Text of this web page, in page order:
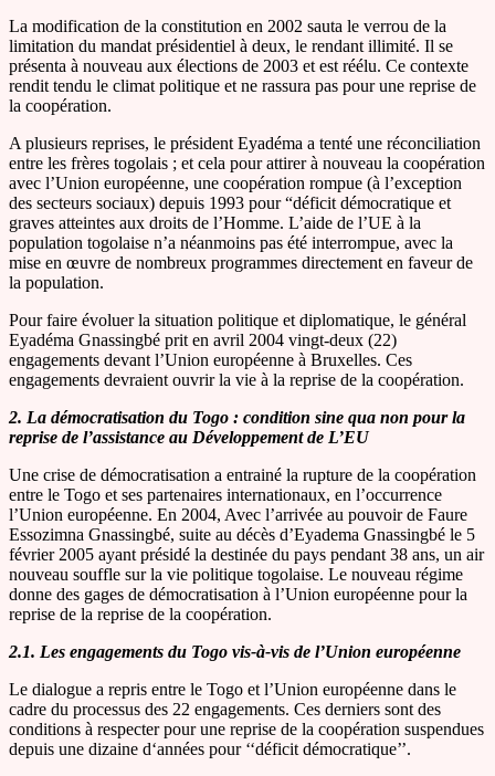
La modification de la constitution en 2002 sauta le verrou de la
limitation du mandat présidentiel à deux, le rendant illimité. Il se
présenta à nouveau aux élections de 2003 et est réélu. Ce contexte
rendit tendu le climat politique et ne rassura pas pour une reprise de
la coopération.
A plusieurs reprises, le président Eyadéma a tenté une réconciliation
entre les frères togolais ; et cela pour attirer à nouveau la coopération
avec l’Union européenne, une coopération rompue (à l’exception
des secteurs sociaux) depuis 1993 pour “déficit démocratique et
graves atteintes aux droits de l’Homme. L’aide de l’UE à la
population togolaise n’a néanmoins pas été interrompue, avec la
mise en œuvre de nombreux programmes directement en faveur de
la population.
Pour faire évoluer la situation politique et diplomatique, le général
Eyadéma Gnassingbé prit en avril 2004 vingt-deux (22)
engagements devant l’Union européenne à Bruxelles. Ces
engagements devraient ouvrir la vie à la reprise de la coopération.
2. La démocratisation du Togo : condition sine qua non pour la
reprise de l’assistance au Développement de L’EU
Une crise de démocratisation a entrainé la rupture de la coopération
entre le Togo et ses partenaires internationaux, en l’occurrence
l’Union européenne. En 2004, Avec l’arrivée au pouvoir de Faure
Essozimna Gnassingbé, suite au décès d’Eyadema Gnassingbé le 5
février 2005 ayant présidé la destinée du pays pendant 38 ans, un air
nouveau souffle sur la vie politique togolaise. Le nouveau régime
donne des gages de démocratisation à l’Union européenne pour la
reprise de la reprise de la coopération.
2.1. Les engagements du Togo vis-à-vis de l’Union européenne
Le dialogue a repris entre le Togo et l’Union européenne dans le
cadre du processus des 22 engagements. Ces derniers sont des
conditions à respecter pour une reprise de la coopération suspendues
depuis une dizaine d‘années pour ‘‘déficit démocratique’’.